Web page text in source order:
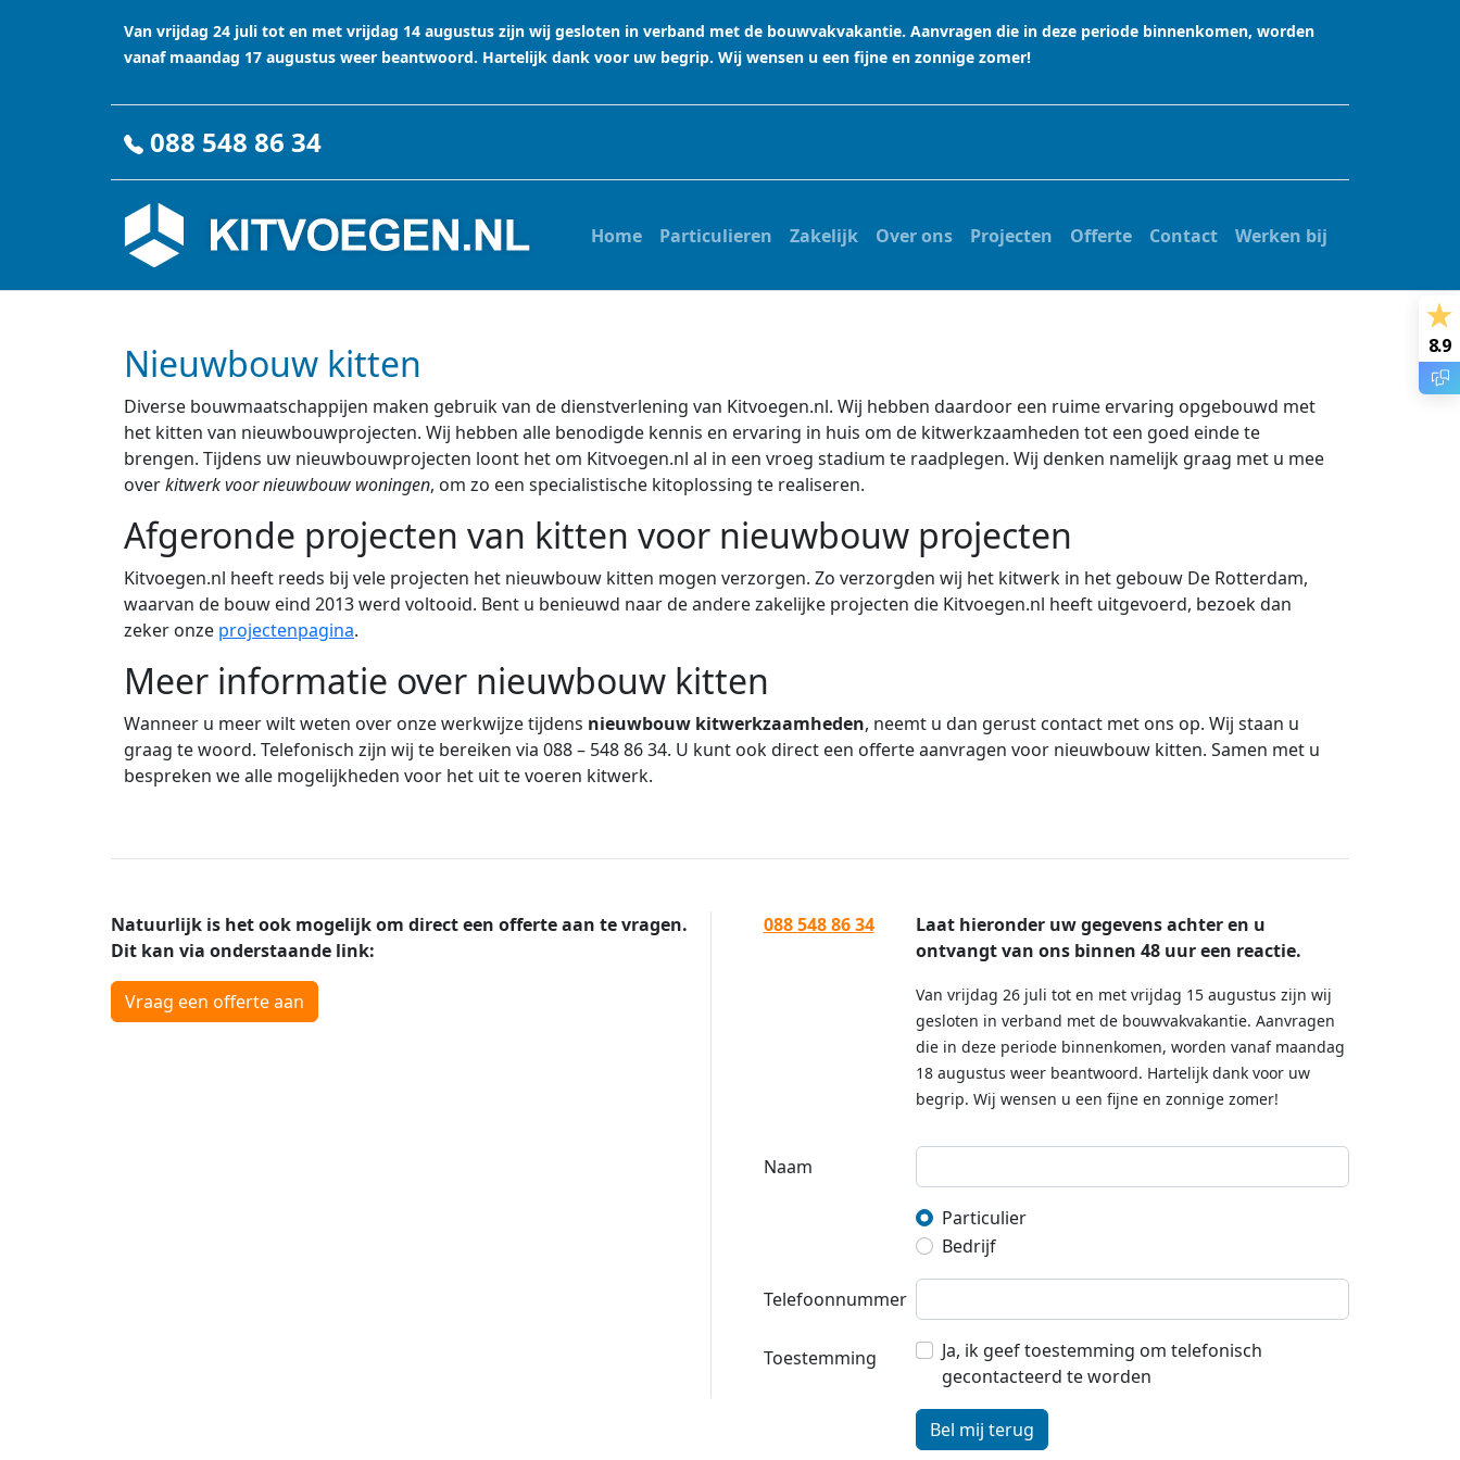
Van vrijdag 24 juli tot en met vrijdag 14 augustus zijn wij gesloten in verband met de bouwvakvakantie. Aanvragen die in deze periode binnenkomen, worden
vanaf maandag 17 augustus weer beantwoord. Hartelijk dank voor uw begrip. Wij wensen u een fijne en zonnige zomer!
088 548 86 34
Home Particulieren Zakelijk Over ons Projecten Offerte Contact Werken bij
Nieuwbouw kitten
Diverse bouwmaatschappijen maken gebruik van de dienstverlening van Kitvoegen.nl. Wij hebben daardoor een ruime ervaring opgebouwd met
het kitten van nieuwbouwprojecten. Wij hebben alle benodigde kennis en ervaring in huis om de kitwerkzaamheden tot een goed einde te
brengen. Tijdens uw nieuwbouwprojecten loont het om Kitvoegen.nl al in een vroeg stadium te raadplegen. Wij denken namelijk graag met u mee
overkitwerk voor nieuwbouw woningen, om zo een specialistische kitoplossing te realiseren.
Afgeronde projecten van kitten voor nieuwbouw projecten
Kitvoegen.nl heeft reeds bij vele projecten het nieuwbouw kitten mogen verzorgen. Zo verzorgden wij het kitwerk in het gebouw De Rotterdam,
waarvan de bouw eind 2013 werd voltooid. Bent u benieuwd naar de andere zakelijke projecten die Kitvoegen.nl heeft uitgevoerd, bezoek dan
zeker onze projectenpagina.
Meer informatie over nieuwbouw kitten
Wanneer u meer wilt weten over onze werkwijze tijdens nieuwbouw kitwerkzaamheden, neemt u dan gerust contact met ons op. Wij staan u
graag te woord. Telefonisch zijn wij te bereiken via 088 – 548 86 34. U kunt ook direct een offerte aanvragen voor nieuwbouw kitten. Samen met u
bespreken we alle mogelijkheden voor het uit te voeren kitwerk.
Natuurlijk is het ook mogelijk om direct een offerte aan te vragen.
Dit kan via onderstaande link:
Vraag een offerte aan
088 548 86 34
Laat hieronder uw gegevens achter en u
ontvangt van ons binnen 48 uur een reactie.
Van vrijdag 26 juli tot en met vrijdag 15 augustus zijn wij
gesloten in verband met de bouwvakvakantie. Aanvragen
die in deze periode binnenkomen, worden vanaf maandag
18 augustus weer beantwoord. Hartelijk dank voor uw
begrip. Wij wensen u een fijne en zonnige zomer!
Naam
Particulier
Bedrijf
Telefoonnummer
Toestemming
Ja, ik geef toestemming om telefonisch
gecontacteerd te worden
8.9